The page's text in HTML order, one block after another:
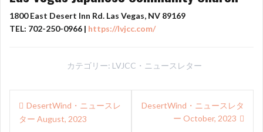
1800 East Desert Inn Rd. Las Vegas, NV 89169
TEL: 702-250-0966 | https://lvjcc.com/
カテゴリー: LVJCC・ニュースレター
投
稿DesertWind・ニュースレ
ター August, 2023
DesertWind・ニュースレタ
ー October, 2023